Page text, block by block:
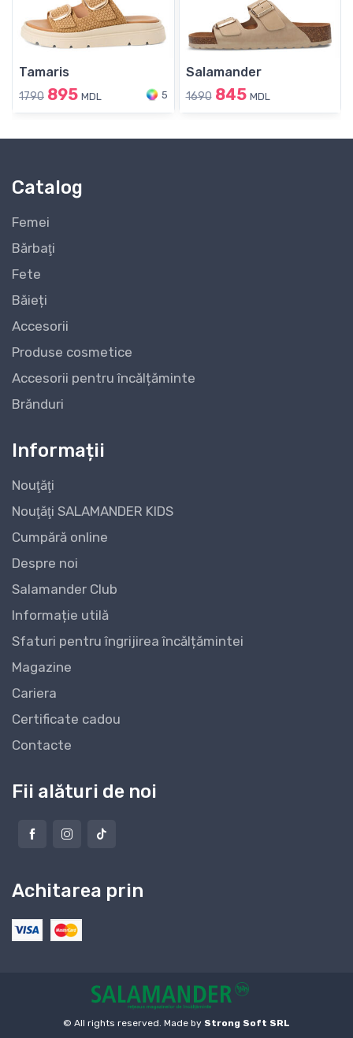
Tamaris
1790 895 MDL 5
Salamander
1690 845 MDL
Catalog
Femei
Bărbaţi
Fete
Băieți
Accesorii
Produse cosmetice
Accesorii pentru încălțăminte
Brănduri
Informații
Nouţăţi
Nouţăţi SALAMANDER KIDS
Cumpără online
Despre noi
Salamander Club
Informație utilă
Sfaturi pentru îngrijirea încălțămintei
Magazine
Cariera
Certificate cadou
Contacte
Fii alături de noi
Achitarea prin
© All rights reserved. Made by Strong Soft SRL